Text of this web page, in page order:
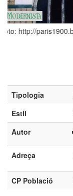
2008)
Estil
Autor